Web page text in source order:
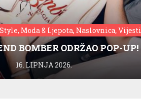
Moda & Ljepota, Naslovnica, Vijesti
BOMBER ODRŽAO POP-UP!
16. LIPNJA 2026.